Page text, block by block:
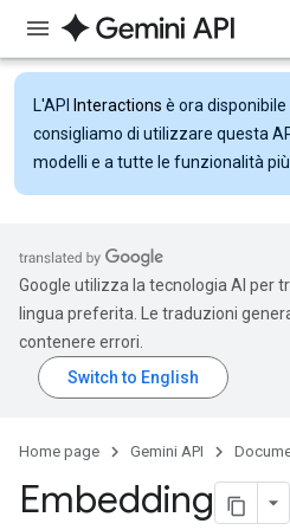
L'API Interactions è ora
consigliamo di utilizzare questa
modelli e a tutte le funzionalità più
Google utilizza la tecnologia AI per
lingua preferita. Le traduzioni
contenere errori.
Home page Gemini API
Embedding